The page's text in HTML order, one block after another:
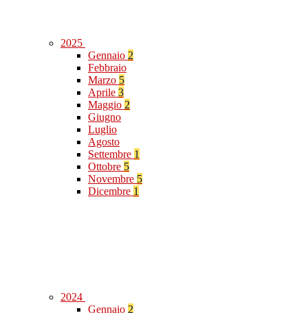
2025
Gennaio 2
Febbraio
Marzo 5
Aprile 3
Maggio 2
Giugno
Luglio
Agosto
Settembre 1
Ottobre 5
Novembre 5
Dicembre 1
2024
Gennaio 2